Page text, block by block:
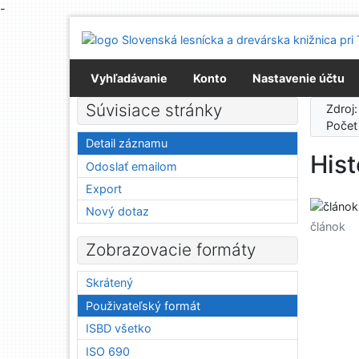
-
Prejsť na menu
Prehlásenie o webovej prístupnosti
Vyhľadávanie
Konto Nastavenie účtu
článok
Súvisiace stránky
Detail záznamu
Odoslať emailom
Export
Nový dotaz
Zobrazovacie formáty
Skrátený
Použivateľský formát
ISBD všetko
ISO 690